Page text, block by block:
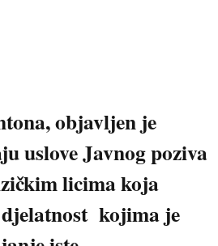
objavljen je
uslove Javnog poziva
licima koja
kojima je